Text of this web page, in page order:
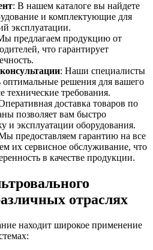
: В нашем каталоге вы найдете
и комплектующие для
эксплуатации.
предлагаем продукцию от
что гарантирует
: Наши специалисты
оптимальные решения для вашего
технические требования.
доставка товаров по
позволяет вам быстро
и эксплуатации оборудования.
предоставляем гарантию на все
их сервисное обслуживание, что
в качестве продукции.
отраслях
находит широкое применение